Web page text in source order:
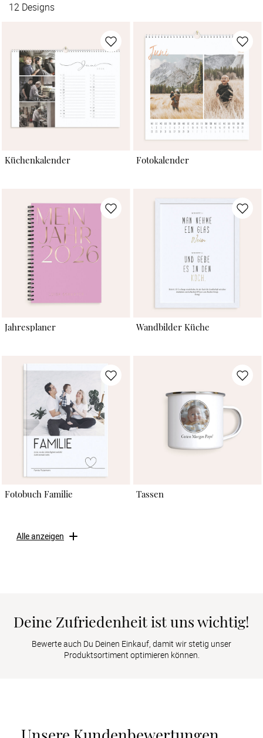
12 Designs
Küchenkalender Fotokalender
Jahresplaner Wandbilder Küche
Fotobuch Familie Tassen
Alle anzeigen
Deine Zufriedenheit ist uns wichtig!
Bewerte auch Du Deinen Einkauf, damit wir stetig unser
Produktsortiment optimieren können.